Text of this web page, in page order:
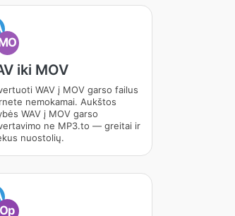
iki MOV
WAV į MOV garso failus
nemokamai. Aukštos
WAV į MOV garso
ne MP3.to — greitai ir
nuostolių.
Op